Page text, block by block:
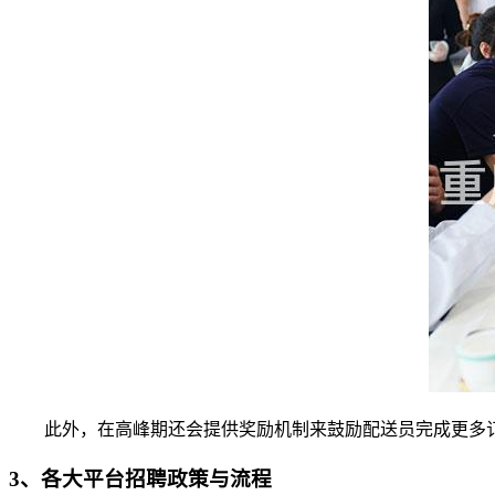
此外，在高峰期还会提供奖励机制来鼓励配送员完成更多
3、各大平台招聘政策与流程